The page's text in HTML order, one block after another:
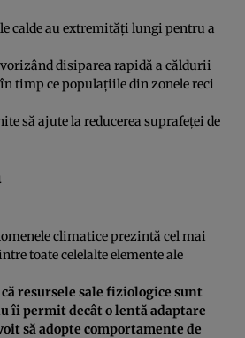
calde au extremităţi lungi pentru a
disiparea rapidă a căldurii
timp ce populaţiile din zonele reci
să ajute la reducerea suprafeţei de
climatice prezintă cel mai
toate celelalte elemente ale
resursele sale fiziologice sunt
îi permit decât o lentă adaptare
să adopte comportamente de